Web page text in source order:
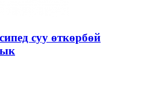
суу өткөрбөй